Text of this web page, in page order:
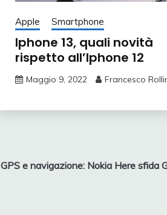
Apple Smartphone
Iphone 13, quali novità
rispetto all’Iphone 12
Maggio 9, 2022 Francesco
GPS e navigazione: Nokia Here sfida